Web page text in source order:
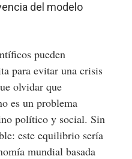
del modelo
pueden
para evitar una crisis
olvidar que
es un problema
político y social. Sin
este equilibrio sería
mundial basada